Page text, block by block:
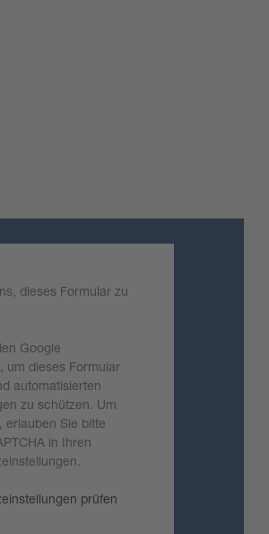
dieses Formular zu
Google
um dieses Formular
automatisierten
zu schützen. Um
erlauben Sie bitte
in Ihren
prüfen